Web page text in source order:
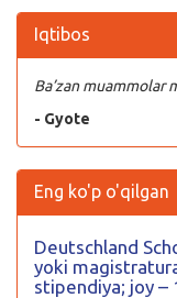
Iqtibos
Ba’zan muammolar
- Gyote
Eng ko'p o'qilgan
Deutschland
yoki
stipendiya; joy –